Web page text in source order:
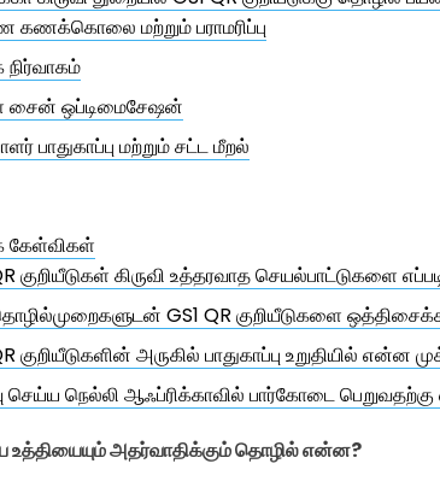
கணக்கொலை மற்றும் பராமரிப்பு
நிர்வாகம்
சைன் ஒப்டிமைசேஷன்
பாதுகாப்பு மற்றும் சட்ட மீறல்
கேள்விகள்
குறியீடுகள் கிருவி உத்தரவாத செயல்பாட்டுகளை
GS1 QR குறியீடுகளை ஒத்திசைக்க
குறியீடுகளின் அருகில் பாதுகாப்பு உறுதியில் என்ன
செய்ய நெல்லி ஆஃப்ரிக்காவில் பார்கோடை
உத்தியையும் அதர்வாதிக்கும் தொழில் என்ன?